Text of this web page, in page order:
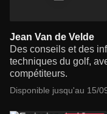
Jean Van de Velde
Des conseils et des
techniques du golf,
compétiteurs.
Disponible jusqu'au 15/